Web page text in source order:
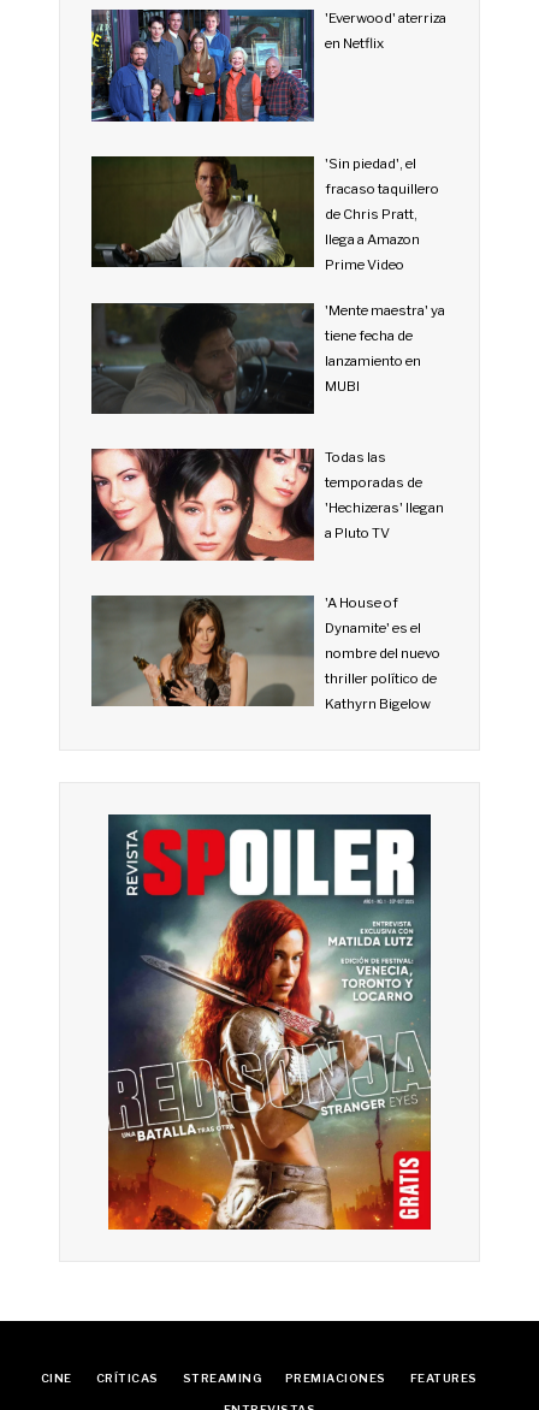
'Everwood' aterriza
en Netflix
'Sin piedad', el
fracaso taquillero
de Chris Pratt,
llega a Amazon
Prime Video
'Mente maestra' ya
tiene fecha de
lanzamiento en
MUBI
Todas las
temporadas de
'Hechizeras' llegan
a Pluto TV
'A House of
Dynamite' es el
nombre del nuevo
thriller político de
Kathyrn Bigelow
CINE CRÍTICAS STREAMING PREMIACIONES FEATURES